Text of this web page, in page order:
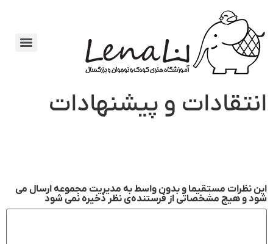
انتقادات و پیشنهادات
این نظرات مستقیما و بدون واسط به مدیریت مجموعه ارسال می
شود و هیچ مشخصاتی از فرستنده‌ی نظر ذخیره نمی شود